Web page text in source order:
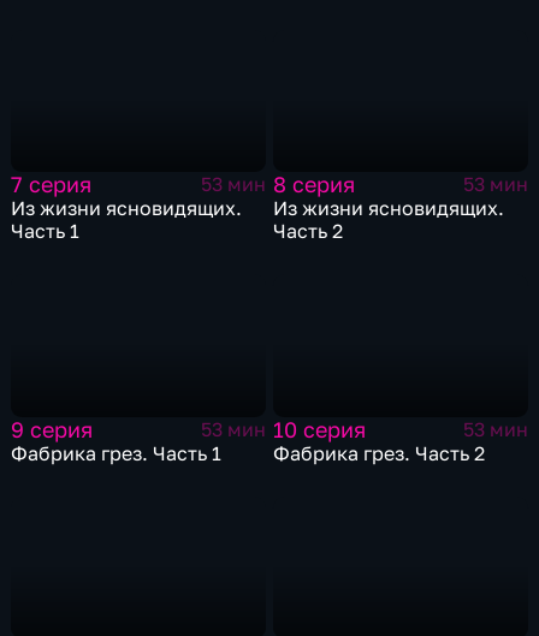
7 серия
53 мин
Из жизни ясновидящих.
Часть 1
8 серия
53 мин
Из жизни ясновидящих.
Часть 2
9 серия
53 мин
Фабрика грез. Часть 1
10 серия
53 мин
Фабрика грез. Часть 2